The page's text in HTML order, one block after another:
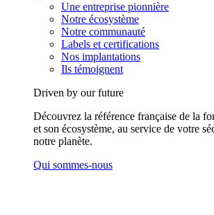
Une entreprise pionnière
Notre écosystème
Notre communauté
Labels et certifications
Nos implantations
Ils témoignent
Driven by our future
Découvrez la référence française de la
et son écosystème, au service de votre
notre planète.
Qui sommes-nous